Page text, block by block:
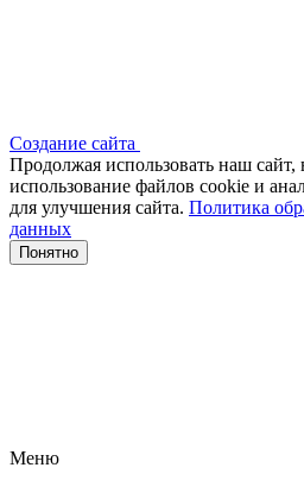
Создание сайта
Продолжая использовать наш сайт,
использование файлов сооkіе и
для улучшения сайта. Политика
данных
Понятно
Меню